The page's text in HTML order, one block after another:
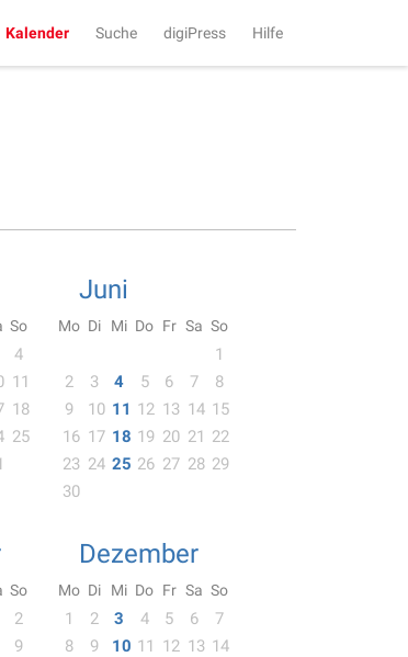
Kalender Suche digiPress Hilfe
So
4
11
18
25
Juni
Mo Di Mi Do Fr Sa So
1
2
3 4 5 6 7
8
9
10 11 12 13 14 15
16 17 18 19 20 21 22
23 24 25 26 27 28 29
30
So
2
9
Dezember
Mo Di Mi Do Fr Sa So
1 2 3 4 5 6
7
8
9 10 11 12 13 14